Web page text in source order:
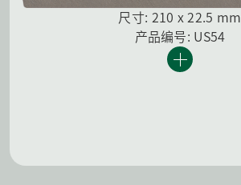
尺寸: 210 x 22.5 mm
产品编号: US54